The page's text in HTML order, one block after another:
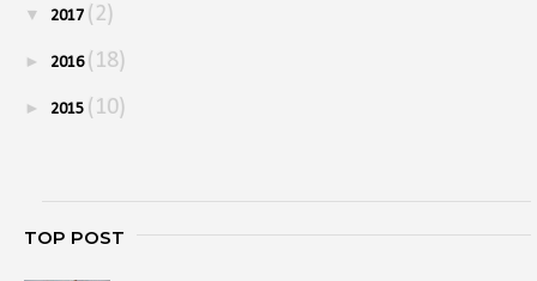
▼ 2017 (2)
► 2016 (18)
► 2015 (10)
TOP POST